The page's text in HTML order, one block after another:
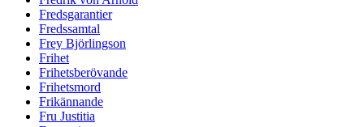
Fredsgarantier
Fredssamtal
Frey Björlingson
Frihet
Frihetsberövande
Frihetsmord
Frikännande
Fru Justitia